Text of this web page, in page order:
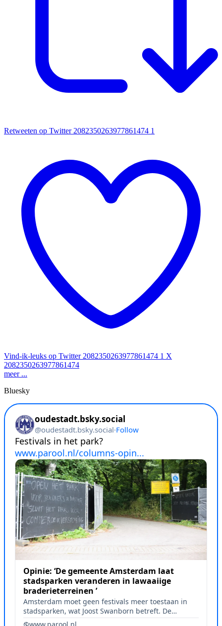
Retweeten op Twitter 2082350263977861474 1
Vind-ik-leuks op Twitter 2082350263977861474 1 X
2082350263977861474
meer ...
Bluesky